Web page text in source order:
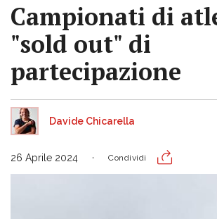
Campionati di
"sold out" di
partecipazione
Davide Chicarella
26 Aprile 2024 Condividi